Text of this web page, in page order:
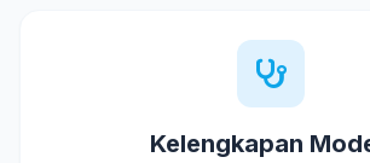
Kelengkapan